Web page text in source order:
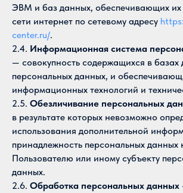
ЭВМ и баз данных, обеспечивающих их
сети интернет по сетевому адресу
center.ru/.
2.4. Информационная система
— совокупность содержащихся в базах
персональных данных, и
информационных технологий и
2.5. Обезличивание персональных
в результате которых невозможно
использования дополнительной
принадлежность персональных данных
Пользователю или иному субъекту
данных.
2.6. Обработка персональных данных